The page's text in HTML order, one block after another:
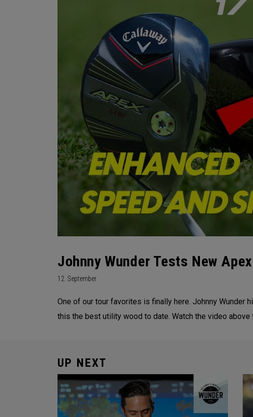
Johnny Wunder Tests New
12. September
One of our tour favorites is finally here. Johnny Wunder
this the best utility wood to date. Watch the video above
UP NEXT